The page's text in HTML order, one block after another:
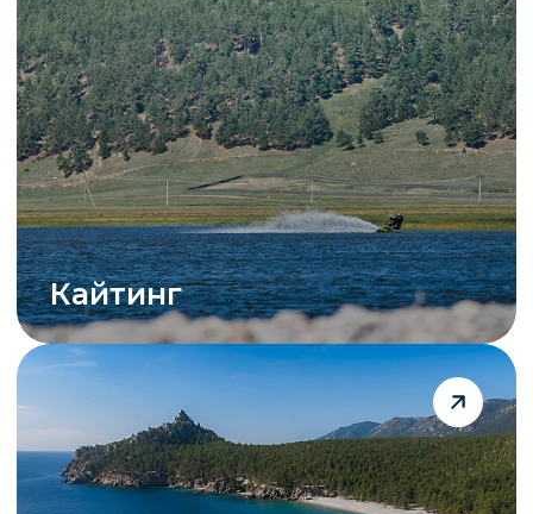
СДЕЛАЙТЕ ВАШ
ОТДЫХ У БАЙКАЛА
БЕЗУПРЕЧНЫМ
Забронируйте номер в Wind Lake
и наслаждайтесь комфортом
с видом на озеро. Современные
технологии, уютные интерьеры,
СПА и ресторан уже ждут вас.
cмотреть номера